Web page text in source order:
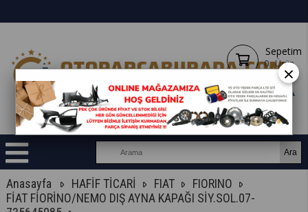
Sepetim
0 Ürün
Anasayfa HAFİF TİCARİ FIAT
FIORINO
FİAT FİORİNO/NEMO DIŞ AYNA KAPAĞI SİY.SOL.07-
×